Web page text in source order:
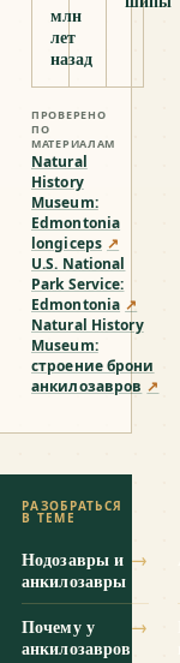
млн
лет
назад
ПРОВЕРЕНО
ПО
МАТЕРИАЛАМ
Natural
History
Museum:
Edmontonia
longiceps ↗
U.S. National
Park Service:
Edmontonia ↗
Natural History
Museum:
строение брони
анкилозавров ↗
РАЗОБРАТЬСЯ
В ТЕМЕ
Нодозавры и
анкилозавры
→
Почему у
анкилозавров
→